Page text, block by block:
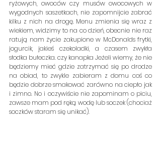
ryżowych, owoców czy musów owocowych w
wygodnych saszetkach, nie zapomnijcie zabrać
kilku z nich na drogę. Menu zmienia się wraz z
wiekiem, widzimy to na co dzień, obecnie nie raz
ratują nam życie zakupione w McDonalds frytki,
jogurcik, jakieś czekoladki, a czasem zwykła
słodka bułeczka. czy kanapka Jeżeli wiemy, że nie
będziemy mieć gdzie zatrzymać się po drodze
na obiad, to zwykle zabieram z domu coś co
będzie dobrze smakować zarówno na ciepło jak
i zimno. No i oczywiście nie zapominam o piciu,
zawsze mam pod ręką wodę lub soczek (chociaż
soczków staram się unikać).